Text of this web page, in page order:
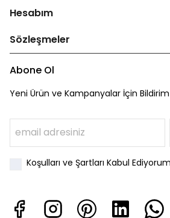
Hesabım
Sözleşmeler
Abone Ol
Yeni Ürün ve Kampanyalar İçin Bildirim
Koşulları ve Şartları Kabul Ediyorum